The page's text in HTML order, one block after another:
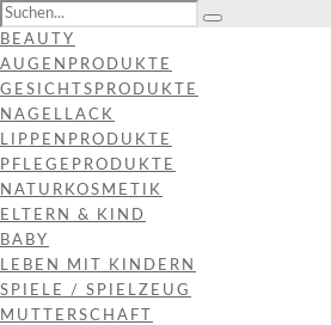
BEAUTY
AUGENPRODUKTE
GESICHTSPRODUKTE
NAGELLACK
LIPPENPRODUKTE
PFLEGEPRODUKTE
NATURKOSMETIK
ELTERN & KIND
BABY
LEBEN MIT KINDERN
SPIELE / SPIELZEUG
MUTTERSCHAFT